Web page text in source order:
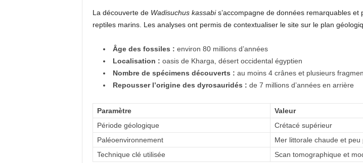
La découverte de Wadisuchus kassabis’accompagne de données remarquables
reptiles marins. Les analyses ont permis de contextualiser le site sur le plan
Âge des fossiles : environ 80 millions d’années
Localisation : oasis de Kharga, désert occidental égyptien
Nombre de spécimens découverts : au moins 4 crânes et plusieurs
Repousser l’origine des dyrosauridés : de 7 millions d’années en arrière
Paramètre
Valeur
Période géologique
Crétacé supérieur
Paléoenvironnement
Mer littorale chaude et peu
Technique clé utilisée
Scan tomographique et